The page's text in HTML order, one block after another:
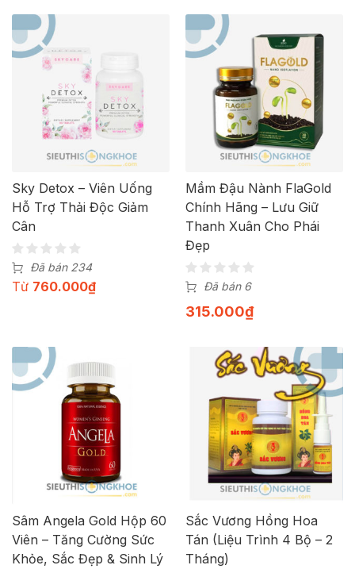
Sky Detox – Viên Uống
Hỗ Trợ Thải Độc Giảm
Cân
Đã bán 234
Từ 760.000₫
Mầm Đậu Nành FlaGold
Chính Hãng – Lưu Giữ
Thanh Xuân Cho Phái
Đẹp
Đã bán 6
315.000₫
Sâm Angela Gold Hộp 60
Viên – Tăng Cường Sức
Khỏe, Sắc Đẹp & Sinh Lý
Sắc Vương Hồng Hoa
Tán (Liệu Trình 4 Bộ – 2
Tháng)